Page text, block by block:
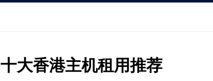
十大香港主机租用推荐